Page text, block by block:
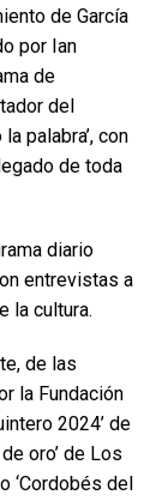
de García
por Ian
de
del
palabra’, con
de toda
diario
entrevistas a
la cultura.
de las
la Fundación
2024’ de
oro’ de Los
‘Cordobés del